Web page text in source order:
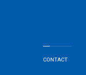
CONTACT